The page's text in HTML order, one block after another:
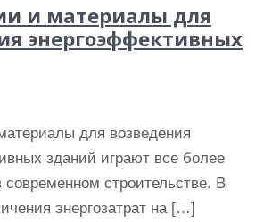
и материалы для
энергоэффективных
для возведения
зданий играют все более
строительстве. В
энергозатрат на […]